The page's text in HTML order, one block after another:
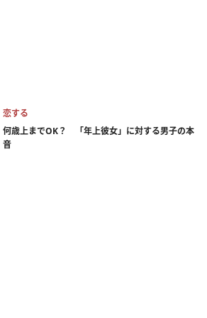
恋する
何歳上までOK？ 「年上彼女」に対する男子の本
音